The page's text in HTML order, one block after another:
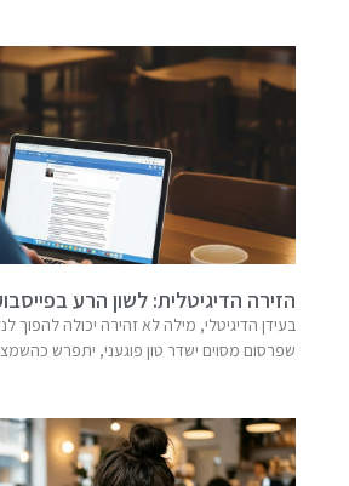
הזירה הדיגיטלית: לשון הרע
בעידן הדיגיטלי, מילה לא זהירה יכולה
שפרסום מסוים ישדר טון פוגעני, יתפרש